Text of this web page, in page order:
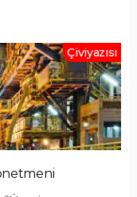
Çiviyazısı